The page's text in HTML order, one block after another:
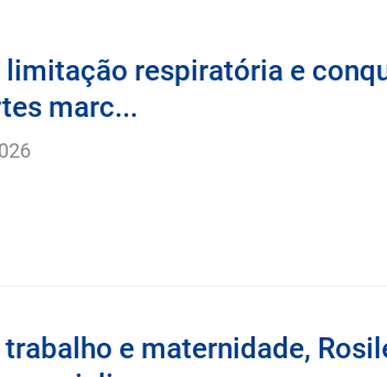
respiratória e
marc...
e maternidade,